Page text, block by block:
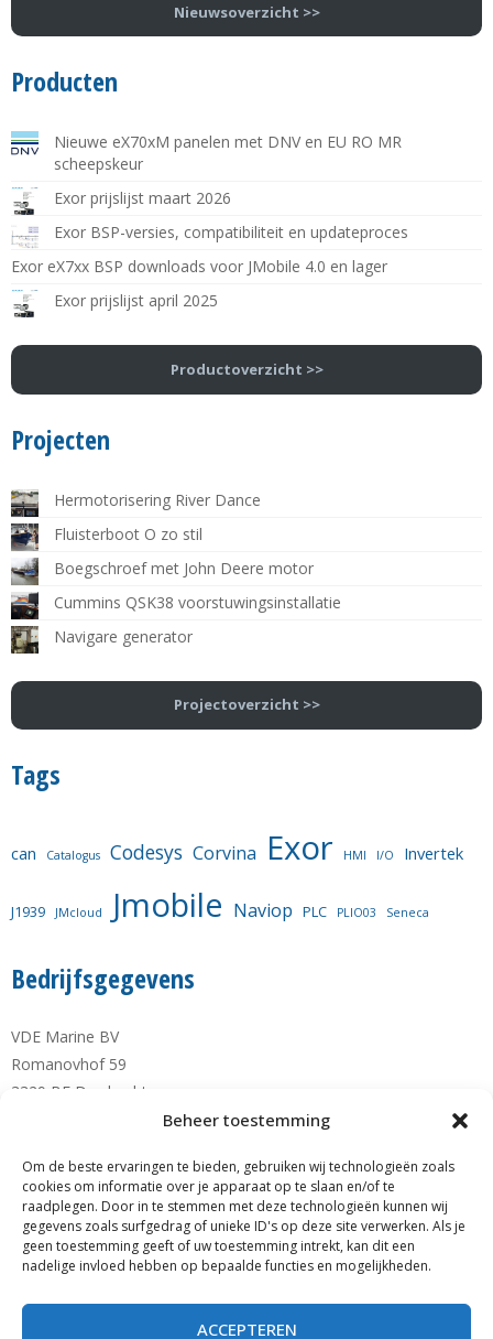
Beheer toestemming
Om de beste ervaringen te bieden, gebruiken wij technologieën zoals
cookies om informatie over je apparaat op te slaan en/of te
raadplegen. Door in te stemmen met deze technologieën kunnen wij
gegevens zoals surfgedrag of unieke ID's op deze site verwerken. Als je
geen toestemming geeft of uw toestemming intrekt, kan dit een
nadelige invloed hebben op bepaalde functies en mogelijkheden.
ACCEPTEREN
Nieuwsoverzicht >>
Producten
Nieuwe eX70xM panelen met DNV en EU RO MR
scheepskeur
Exor prijslijst maart 2026
Exor BSP-versies, compatibiliteit en updateproces
Exor eX7xx BSP downloads voor JMobile 4.0 en lager
Exor prijslijst april 2025
Productoverzicht >>
Projecten
Hermotorisering River Dance
Fluisterboot O zo stil
Boegschroef met John Deere motor
Cummins QSK38 voorstuwingsinstallatie
Navigare generator
Projectoverzicht >>
Tags
can Catalogus Codesys Corvina Exor HMI I/O Invertek
J1939 JMcloud Jmobile Naviop PLC PLIO03 Seneca
Bedrijfsgegevens
VDE Marine BV
Romanovhof 59
3329 BE Dordrecht
Telefoon +31-(0)78-6 21 43 64
Mobiel +31-(0)6-28 1230 28
KvK nr. 77777190
RABO NL89 RABO 0122 0423 01